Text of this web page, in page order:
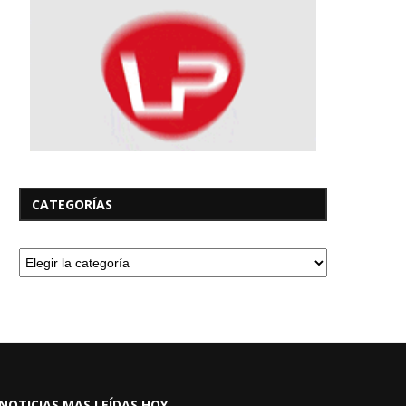
CATEGORÍAS